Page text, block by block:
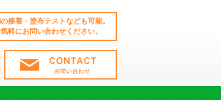
接着・塗布テストなども可能。
軽にお問い合わせください。